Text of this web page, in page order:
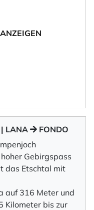
| LANA
FONDO
Gebirgspass
das Etschtal mit
auf 316 Meter und
Kilometer bis zur